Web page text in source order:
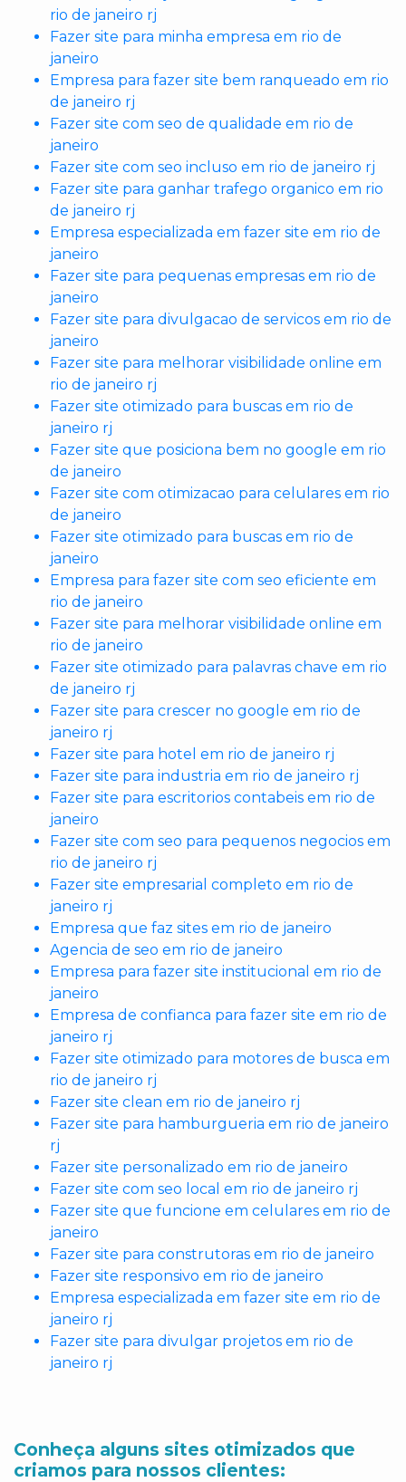
rio de janeiro rj
Fazer site para minha empresa em rio de
janeiro
Empresa para fazer site bem ranqueado em rio
de janeiro rj
Fazer site com seo de qualidade em rio de
janeiro
Fazer site com seo incluso em rio de janeiro rj
Fazer site para ganhar trafego organico em rio
de janeiro rj
Empresa especializada em fazer site em rio de
janeiro
Fazer site para pequenas empresas em rio de
janeiro
Fazer site para divulgacao de servicos em rio de
janeiro
Fazer site para melhorar visibilidade online em
rio de janeiro rj
Fazer site otimizado para buscas em rio de
janeiro rj
Fazer site que posiciona bem no google em rio
de janeiro
Fazer site com otimizacao para celulares em rio
de janeiro
Fazer site otimizado para buscas em rio de
janeiro
Empresa para fazer site com seo eficiente em
rio de janeiro
Fazer site para melhorar visibilidade online em
rio de janeiro
Fazer site otimizado para palavras chave em rio
de janeiro rj
Fazer site para crescer no google em rio de
janeiro rj
Fazer site para hotel em rio de janeiro rj
Fazer site para industria em rio de janeiro rj
Fazer site para escritorios contabeis em rio de
janeiro
Fazer site com seo para pequenos negocios em
rio de janeiro rj
Fazer site empresarial completo em rio de
janeiro rj
Empresa que faz sites em rio de janeiro
Agencia de seo em rio de janeiro
Empresa para fazer site institucional em rio de
janeiro
Empresa de confianca para fazer site em rio de
janeiro rj
Fazer site otimizado para motores de busca em
rio de janeiro rj
Fazer site clean em rio de janeiro rj
Fazer site para hamburgueria em rio de janeiro
rj
Fazer site personalizado em rio de janeiro
Fazer site com seo local em rio de janeiro rj
Fazer site que funcione em celulares em rio de
janeiro
Fazer site para construtoras em rio de janeiro
Fazer site responsivo em rio de janeiro
Empresa especializada em fazer site em rio de
janeiro rj
Fazer site para divulgar projetos em rio de
janeiro rj
Conheça alguns sites otimizados que
criamos para nossos clientes: